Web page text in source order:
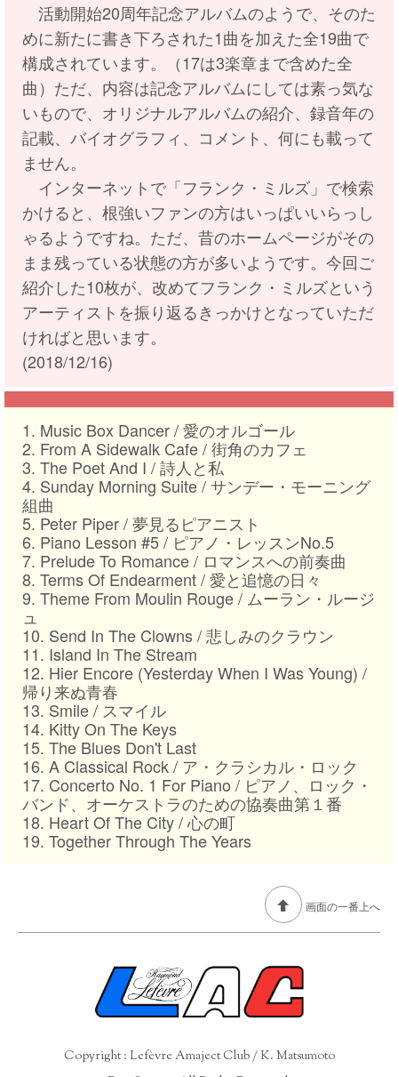
活動開始20周年記念アルバムのようで、そのた
めに新たに書き下ろされた1曲を加えた全19曲で
構成されています。（17は3楽章まで含めた全
曲）ただ、内容は記念アルバムにしては素っ気な
いもので、オリジナルアルバムの紹介、録音年の
記載、バイオグラフィ、コメント、何にも載って
ません。
インターネットで「フランク・ミルズ」で検索
かけると、根強いファンの方はいっぱいいらっし
ゃるようですね。ただ、昔のホームページがその
まま残っている状態の方が多いようです。今回ご
紹介した10枚が、改めてフランク・ミルズという
アーティストを振り返るきっかけとなっていただ
ければと思います。
(2018/12/16)
1. Music Box Dancer / 愛のオルゴール
2. From A Sidewalk Cafe / 街角のカフェ
3. The Poet And I / 詩人と私
4. Sunday Morning Suite / サンデー・モーニング
組曲
5. Peter Piper / 夢見るピアニスト
6. Piano Lesson #5 / ピアノ・レッスンNo.5
7. Prelude To Romance / ロマンスへの前奏曲
8. Terms Of Endearment / 愛と追憶の日々
9. Theme From Moulin Rouge / ムーラン・ルージ
ュ
10. Send In The Clowns / 悲しみのクラウン
11. Island In The Stream
12. Hier Encore (Yesterday When I Was Young) /
帰り来ぬ青春
13. Smile / スマイル
14. Kitty On The Keys
15. The Blues Don't Last
16. A Classical Rock / ア・クラシカル・ロック
17. Concerto No. 1 For Piano / ピアノ、ロック・
バンド、オーケストラのための協奏曲第１番
18. Heart Of The City / 心の町
19. Together Through The Years
画面の一番上へ
Copyright : Lefèvre Amaject Club / K. Matsumoto